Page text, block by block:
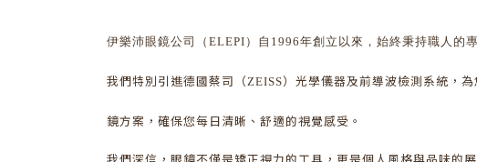
伊樂沛眼鏡公司（ ELEPI ）自 1996年創立以來，始終秉持職人的
我們特別引進德國蔡司（ZEISS）光學儀器及前導波檢測系統，
鏡方案，確保您每日清晰、舒適的視覺感受。